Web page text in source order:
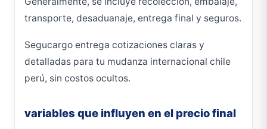
transporte, desaduanaje, entrega final y seguros.
Segucargo entrega cotizaciones claras y
detalladas para tu mudanza internacional chile
perú, sin costos ocultos.
variables que influyen en el precio final